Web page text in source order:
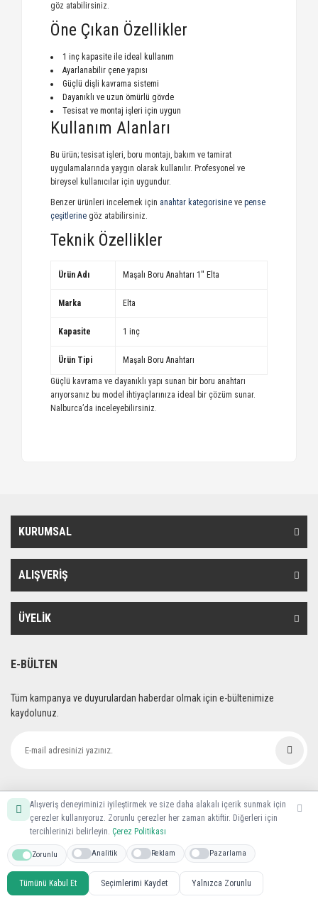
göz atabilirsiniz.
Öne Çıkan Özellikler
1 inç kapasite ile ideal kullanım
Ayarlanabilir çene yapısı
Güçlü dişli kavrama sistemi
Dayanıklı ve uzun ömürlü gövde
Tesisat ve montaj işleri için uygun
Kullanım Alanları
Bu ürün; tesisat işleri, boru montajı, bakım ve tamirat
uygulamalarında yaygın olarak kullanılır. Profesyonel ve
bireysel kullanıcılar için uygundur.
Benzer ürünleri incelemek için anahtar kategorisine ve pense
çeşitlerine göz atabilirsiniz.
Teknik Özellikler
Ürün Adı Maşalı Boru Anahtarı 1'' Elta
Marka Elta
Kapasite 1 inç
Ürün Tipi Maşalı Boru Anahtarı
Güçlü kavrama ve dayanıklı yapı sunan bir boru anahtarı
arıyorsanız bu model ihtiyaçlarınıza ideal bir çözüm sunar.
Nalburca’da inceleyebilirsiniz.
KURUMSAL
ALIŞVERİŞ
ÜYELİK
E-BÜLTEN
Tüm kampanya ve duyurulardan haberdar olmak için e-bültenimize
kaydolunuz.
Nalburca© Tüm hakları saklıdır. Kredi kartı bilgileriniz 256bit SSL sertifikası
ile korunmaktadır.
Alışveriş deneyiminizi iyileştirmek ve size daha alakalı içerik sunmak için
çerezler kullanıyoruz. Zorunlu çerezler her zaman aktiftir. Diğerleri için
tercihlerinizi belirleyin. Çerez Politikası
Zorunlu Analitik Reklam Pazarlama
Tümünü Kabul Et Seçimlerimi Kaydet Yalnızca Zorunlu